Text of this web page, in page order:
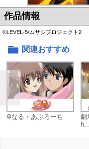
作品情報
©LEVEL-5/ムサシプロジェクト2
関連おすすめ
Φなる・あぷろーち
劇
h...